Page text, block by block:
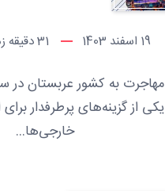
19 اسفند 1403 31دقیقه
مهاجرت به کشور عربستان در
یکی از گزینه‌های پرطرفدار برای
خارجی‌ها…